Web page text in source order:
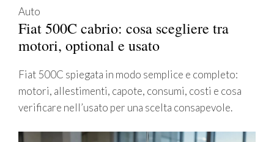
Auto
Fiat 500C cabrio: cosa scegliere tra
motori, optional e usato
Fiat 500C spiegata in modo semplice e completo:
motori, allestimenti, capote, consumi, costi e cosa
verificare nell’usato per una scelta consapevole.